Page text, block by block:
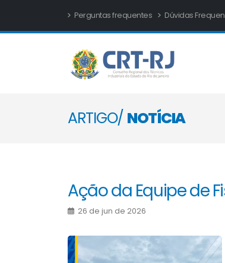
Perguntas frequentes Dúvidas
ARTIGO/ NOTÍCIA
Ação da Equipe de
26 de jun de 2026